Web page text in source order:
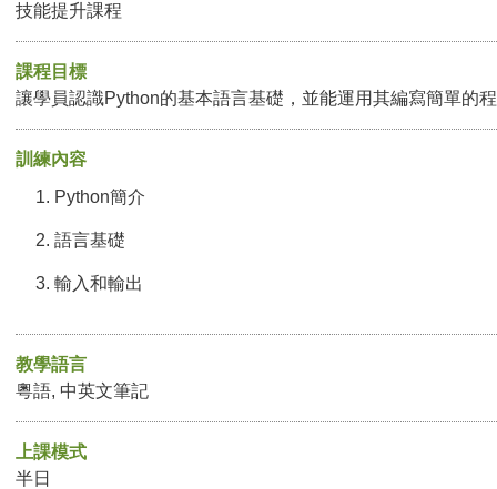
技能提升課程
課程目標
讓學員認識Python的基本語言基礎，並能運用其編寫簡單的
訓練內容
Python簡介
語言基礎
輸入和輸出
教學語言
粵語, 中英文筆記
上課模式
半日